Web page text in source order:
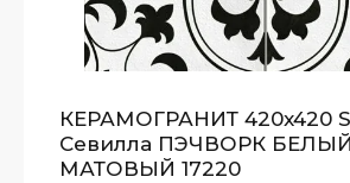
КЕРАМОГРАНИТ 420x420
Севилла ПЭЧВОРК
МАТОВЫЙ 17220